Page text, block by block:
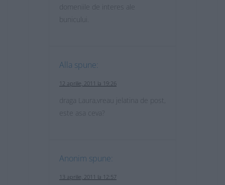
domeniile de interes ale
bunicului.
Alla spune:
12 aprilie, 2011 la 19:26
draga Laura,vreau jelatina de post,
este asa ceva?
Anonim spune:
13 aprilie, 2011 la 12:57